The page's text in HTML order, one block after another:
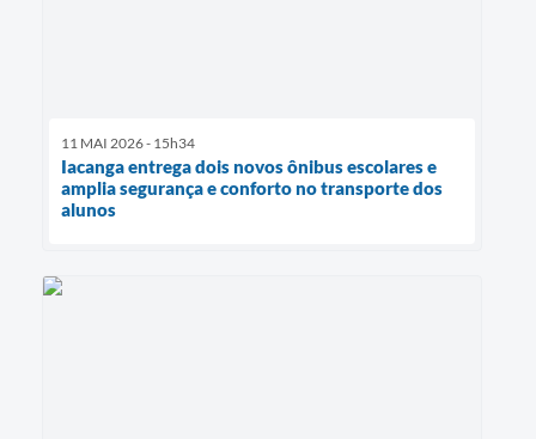
11 MAI 2026 - 15h34
Iacanga entrega dois novos ônibus escolares e
amplia segurança e conforto no transporte dos
alunos